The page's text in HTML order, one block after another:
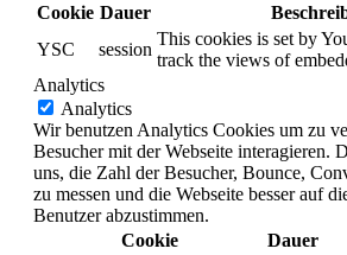
Cookie Dauer
YSC
session
This cookies is set by
track the views of
Analytics
Analytics
Wir benutzen Analytics Cookies um zu
Besucher mit der Webseite interagieren.
uns, die Zahl der Besucher, Bounce,
zu messen und die Webseite besser auf
Benutzer abzustimmen.
Cookie
Dauer